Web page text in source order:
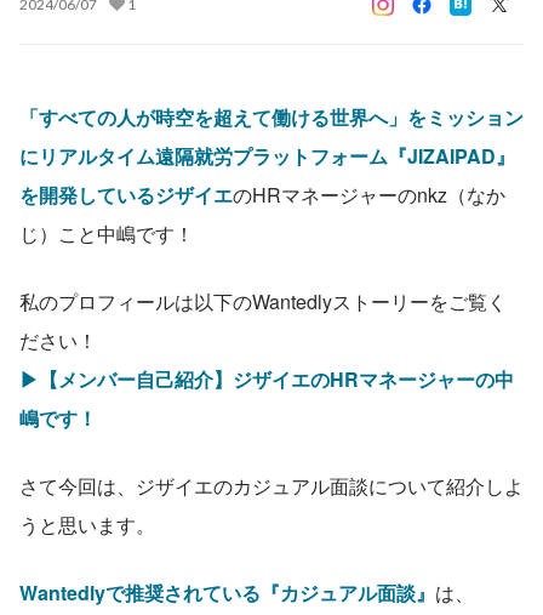
2024/06/07 1
「すべての人が時空を超えて働ける世界へ」をミッション
にリアルタイム遠隔就労プラットフォーム『JIZAIPAD』
を開発しているジザイエのHRマネージャーのnkz（なか
じ）こと中嶋です！
私のプロフィールは以下のWantedlyストーリーをご覧く
ださい！
▶︎【メンバー自己紹介】ジザイエのHRマネージャーの中
嶋です！
さて今回は、ジザイエのカジュアル面談について紹介しよ
うと思います。
Wantedlyで推奨されている『カジュアル面談』 は、